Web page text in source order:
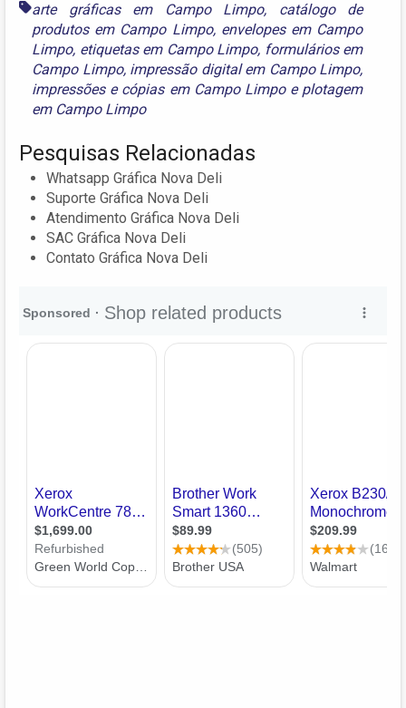
arte gráficas em Campo Limpo, catálogo de
produtos em Campo Limpo, envelopes em Campo
Limpo, etiquetas em Campo Limpo, formulários em
Campo Limpo, impressão digital em Campo Limpo,
impressões e cópias em Campo Limpoe plotagem
em Campo Limpo
Pesquisas Relacionadas
Whatsapp Gráfica Nova Deli
Suporte Gráfica Nova Deli
Atendimento Gráfica Nova Deli
SAC Gráfica Nova Deli
Contato Gráfica Nova Deli